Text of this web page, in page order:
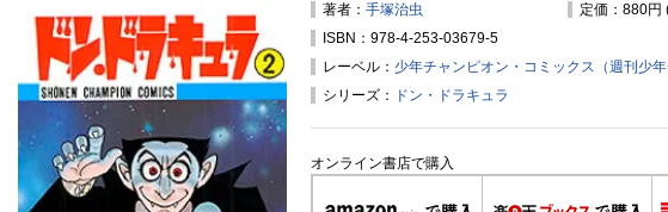
著者： 手塚治虫
定価：880円
ISBN：978-4-253-03679-5
レーベル： 少年チャンピオン・コミックス（週刊少年
シリーズ：
ドン・ドラキュラ
オンライン書店で購入